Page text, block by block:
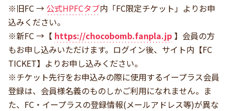
※旧FC → 公式HPFCタブ内「FC限定チケット」よりお申
込みください。
※新FC →【 https://chocobomb.fanpla.jp 】会員の方
もお申し込みいただけます。ログイン後、サイト内【FC
TICKET】よりお申し込みください。
※チケット先行をお申込みの際に使用するイープラス会員
登録は、会員様名義のものしかご利用になれません。ま
た、FC・イープラスの登録情報(メールアドレス等)が異な